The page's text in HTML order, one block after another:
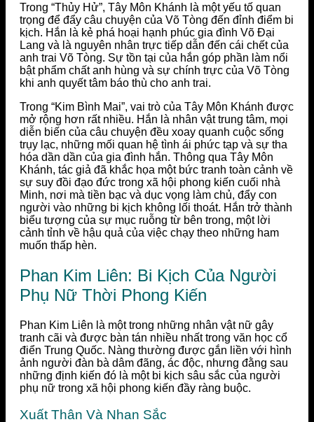
Trong “Thủy Hử”, Tây Môn Khánh là một yếu tố quan
trọng để đẩy câu chuyện của Võ Tòng đến đỉnh điểm bi
kịch. Hắn là kẻ phá hoại hạnh phúc gia đình Võ Đại
Lang và là nguyên nhân trực tiếp dẫn đến cái chết của
anh trai Võ Tòng. Sự tồn tại của hắn góp phần làm nổi
bật phẩm chất anh hùng và sự chính trực của Võ Tòng
khi anh quyết tâm báo thù cho anh trai.
Trong “Kim Bình Mai”, vai trò của Tây Môn Khánh được
mở rộng hơn rất nhiều. Hắn là nhân vật trung tâm, mọi
diễn biến của câu chuyện đều xoay quanh cuộc sống
trụy lạc, những mối quan hệ tình ái phức tạp và sự tha
hóa dần dần của gia đình hắn. Thông qua Tây Môn
Khánh, tác giả đã khắc họa một bức tranh toàn cảnh về
sự suy đồi đạo đức trong xã hội phong kiến cuối nhà
Minh, nơi mà tiền bạc và dục vọng làm chủ, đẩy con
người vào những bi kịch không lối thoát. Hắn trở thành
biểu tượng của sự mục ruỗng từ bên trong, một lời
cảnh tỉnh về hậu quả của việc chạy theo những ham
muốn thấp hèn.
Phan Kim Liên: Bi Kịch Của Người
Phụ Nữ Thời Phong Kiến
Phan Kim Liên là một trong những nhân vật nữ gây
tranh cãi và được bàn tán nhiều nhất trong văn học cổ
điển Trung Quốc. Nàng thường được gắn liền với hình
ảnh người đàn bà dâm đãng, ác độc, nhưng đằng sau
những định kiến đó là một bi kịch sâu sắc của người
phụ nữ trong xã hội phong kiến đầy ràng buộc.
Xuất Thân Và Nhan Sắc